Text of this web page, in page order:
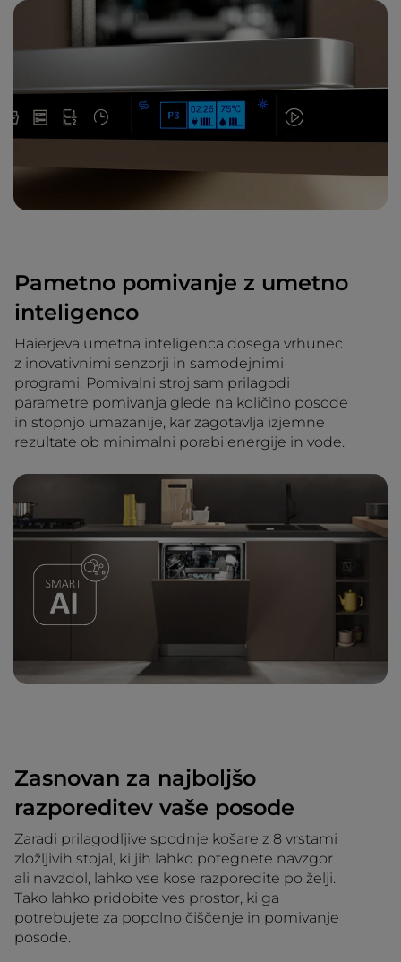
Pametno pomivanje z umetno
inteligenco
Haierjeva umetna inteligenca dosega vrhunec
z inovativnimi senzorji in samodejnimi
programi. Pomivalni stroj sam prilagodi
parametre pomivanja glede na količino posode
in stopnjo umazanije, kar zagotavlja izjemne
rezultate ob minimalni porabi energije in vode.
Zasnovan za najboljšo
razporeditev vaše posode
Zaradi prilagodljive spodnje košare z 8 vrstami
zložljivih stojal, ki jih lahko potegnete navzgor
ali navzdol, lahko vse kose razporedite po želji.
Tako lahko pridobite ves prostor, ki ga
potrebujete za popolno čiščenje in pomivanje
posode.